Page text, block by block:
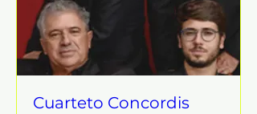
Cuarteto Concordis